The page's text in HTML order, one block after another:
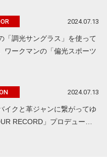
2024.07.13
「調光サングラス」を使って
ワークマンの「偏光スポーツ
2024.07.13
イクと革ジャンに繋がってゆ
RECORD」プロデュー…